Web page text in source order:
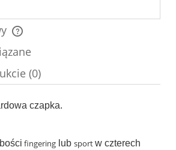
kosztów płatności
(0)
czapka.
fingering lub sportw czterech